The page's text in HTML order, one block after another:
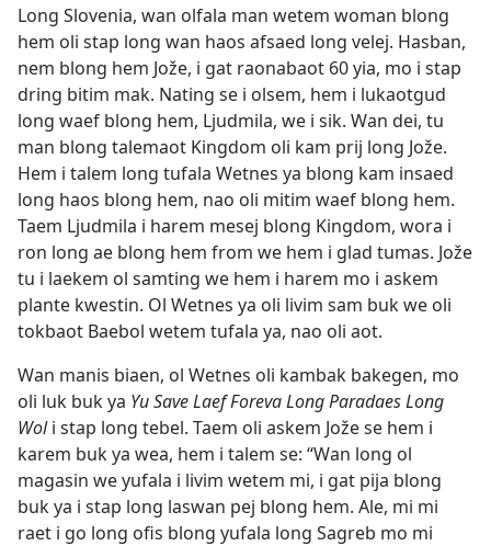
Long Slovenia, wan olfala man wetem woman blong
hem oli stap long wan haos afsaed long velej. Hasban,
nem blong hem Jože, i gat raonabaot 60 yia, mo i stap
dring bitim mak. Nating se i olsem, hem i lukaotgud
long waef blong hem, Ljudmila, we i sik. Wan dei, tu
man blong talemaot Kingdom oli kam prij long Jože.
Hem i talem long tufala Wetnes ya blong kam insaed
long haos blong hem, nao oli mitim waef blong hem.
Taem Ljudmila i harem mesej blong Kingdom, wora i
ron long ae blong hem from we hem i glad tumas. Jože
tu i laekem ol samting we hem i harem mo i askem
plante kwestin. Ol Wetnes ya oli livim sam buk we oli
tokbaot Baebol wetem tufala ya, nao oli aot.
Wan manis biaen, ol Wetnes oli kambak bakegen, mo
oli luk buk ya Yu Save Laef Foreva Long Paradaes Long
Woli stap long tebel. Taem oli askem Jože se hem i
karem buk ya wea, hem i talem se: “Wan long ol
magasin we yufala i livim wetem mi, i gat pija blong
buk ya i stap long laswan pej blong hem. Ale, mi mi
raet i go long ofis blong yufala long Sagreb mo mi